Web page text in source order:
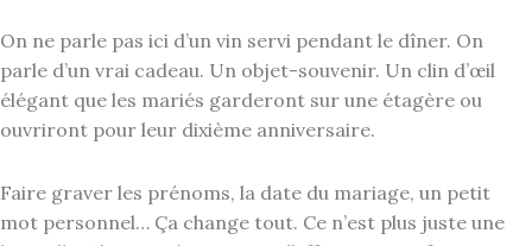
On ne parle pas ici d’un vin servi pendant le dîner. On
parle d’un vrai cadeau. Un objet-souvenir. Un clin d’œil
élégant que les mariés garderont sur une étagère ou
ouvriront pour leur dixième anniversaire.
Faire graver les prénoms, la date du mariage, un petit
mot personnel… Ça change tout. Ce n’est plus juste une